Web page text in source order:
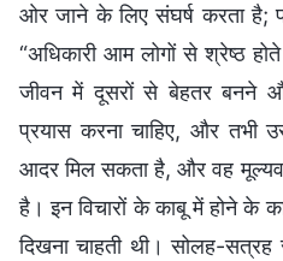
ओर जाने के लिए संघर्ष करता है;
“अधिकारी आम लोगों से श्रेष्ठ
जीवन में दूसरों से बेहतर बनने
प्रयास करना चाहिए, और तभी
आदर मिल सकता है, और वह
है। इन विचारों के काबू में होने के
दिखना चाहती थी। सोलह-